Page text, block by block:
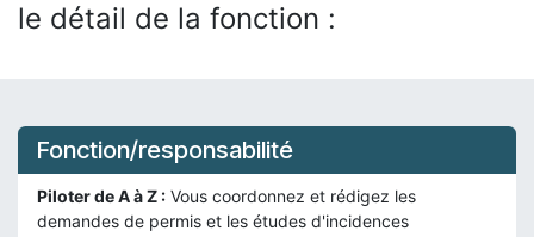
le détail de la fonction :
Fonction/responsabilité
Piloter de A à Z : Vous coordonnez et rédigez les
demandes de permis et les études d'incidences